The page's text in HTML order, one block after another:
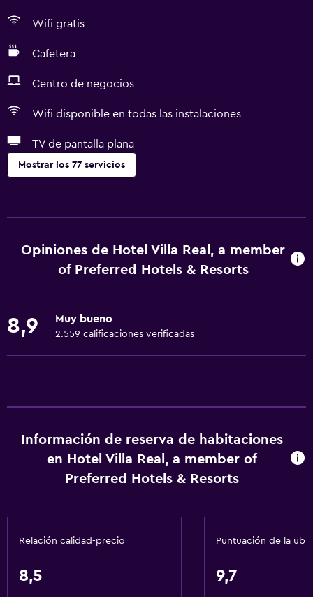
Wifi gratis
Cafetera
Centro de negocios
Wifi disponible en todas las instalaciones
TV de pantalla plana
Mostrar los 77 servicios
Salas de conferencia
Centro de negocios
Renta de autos
Caja fuerte
Cambio de divisas
Acceso con tarjeta
Recepción 24 horas
Pantuflas
Opiniones de Hotel Villa Real, a member
of Preferred Hotels & Resorts
8,9 Muy bueno
2.559 calificaciones verificadas
Información de reserva de habitaciones
en Hotel Villa Real, a member of
Preferred Hotels & Resorts
Relación calidad-precio
8,5
Puntuación de la
9,7